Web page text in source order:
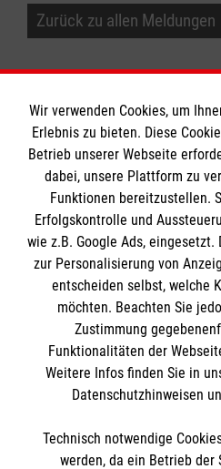
Zurück zu allen Meldungen
Informationen
Impressum
Datenschutz
Barrierefreiheit
Kontakt
Die Malteser
Malteser in Deutschland
Malteserorden
Sharepoint
Spendenkonto
IBAN: DE90 6005 0101
So finden Sie uns
Wir verwenden Cookies, um
Erlebnis zu bieten. Diese
Betrieb unserer Webseite
dabei, unsere Plattform zu
Funktionen bereitzustellen.
Erfolgskontrolle und
wie z.B. Google Ads, eingesetzt.
zur Personalisierung von
entscheiden selbst, welche
möchten. Beachten Sie
Zustimmung
Funktionalitäten der
Weitere Infos finden Sie in
Datenschutzhinweisen
Technisch notwendige
werden, da ein Betrieb der